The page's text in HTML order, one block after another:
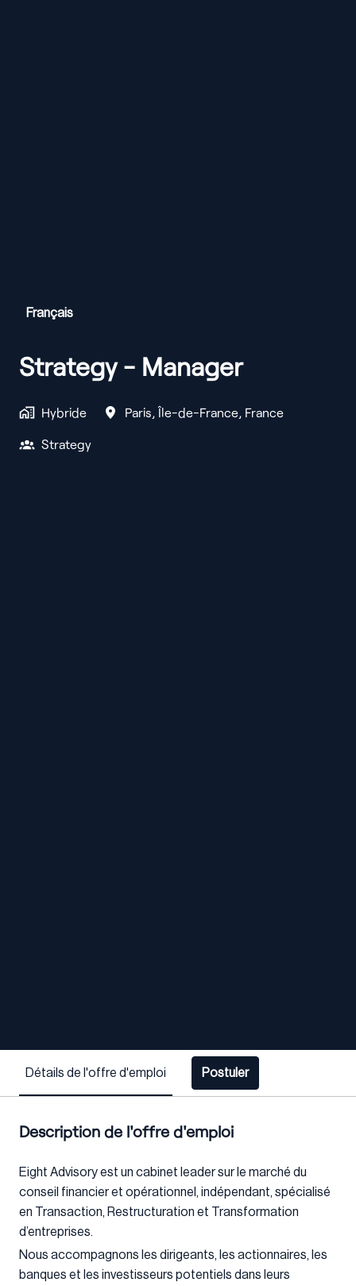
Français
Strategy - Manager
Hybride Paris Île-de-France France
Strategy
Détails de l'offre d'emploi Postuler
Description de l'offre d'emploi
Eight Advisory est un cabinet leader sur le marché du
conseil financier et opérationnel, indépendant, spécialisé
en Transaction, Restructuration et Transformation
d’entreprises.
Nous accompagnons les dirigeants, les actionnaires, les
banques et les investisseurs potentiels dans leurs